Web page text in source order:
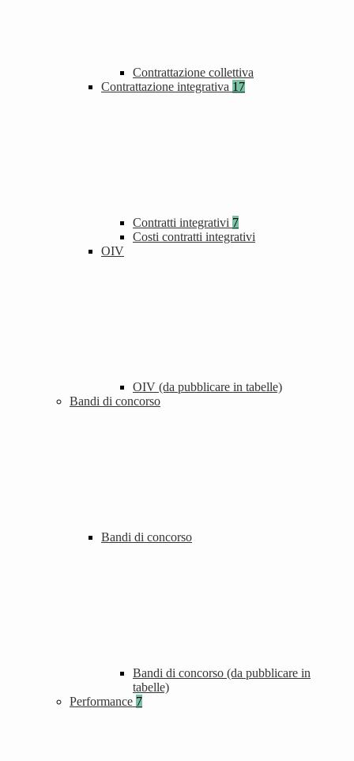
Contrattazione collettiva
Contrattazione integrativa 17
Contratti integrativi 7
Costi contratti integrativi
OIV
OIV (da pubblicare in tabelle)
Bandi di concorso
Bandi di concorso
Bandi di concorso (da pubblicare in
tabelle)
Performance 7